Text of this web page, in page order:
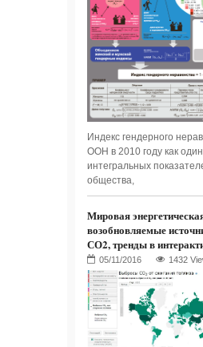
Индекс гендерного
ООН в 2010 году как
интегральных
общества,
Мировая
возобновляемые
СО2, тренды в
1432